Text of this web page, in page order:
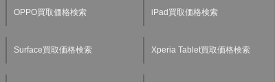
OPPO買取価格検索 iPad買取価格検索
Surface買取価格検索 Xperia Tablet買取価格検索